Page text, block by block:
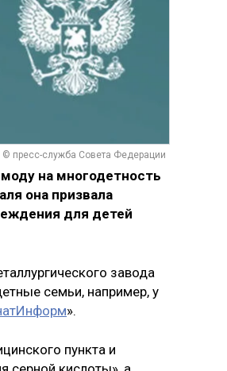
© пресс-служба Совета Федерации
на многодетность
она призвала
для детей
завода
семьи, например, у
».
пункта и